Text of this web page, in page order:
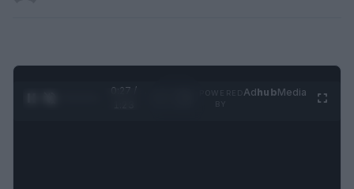
0:29 /
AdhubMedia